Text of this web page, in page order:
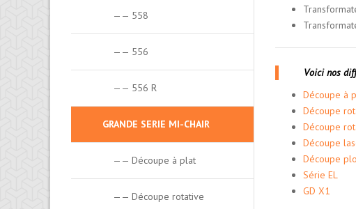
—— 558
—— 556
—— 556 R
GRANDE SERIE MI-CHAIR
—— Découpe à plat
—— Découpe rotative
Voici nos
Découpe à
Découpe
Découpe
Découpe
Découpe
Série EL
GD X1